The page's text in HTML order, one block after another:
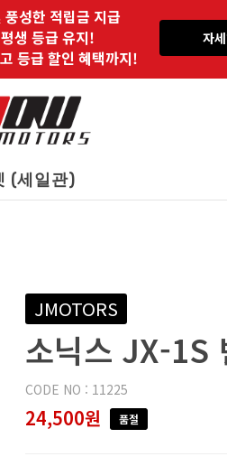
성한 적립금 지급
생 등급 유지!
등급 할인 혜택까지!
자
(세일관)
JMOTORS
소닉스 JX-1S
CODE NO : 11225
24,500원 품절